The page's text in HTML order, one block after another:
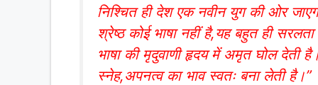
निश्चित ही देश एक नवीन युग की ओर
श्रेष्ठ कोई भाषा नहीं है,यह बहुत ही
भाषा की मृदुवाणी हृदय में अमृत घोल देती
स्नेह,अपनत्व का भाव स्वतः बना लेती है।”